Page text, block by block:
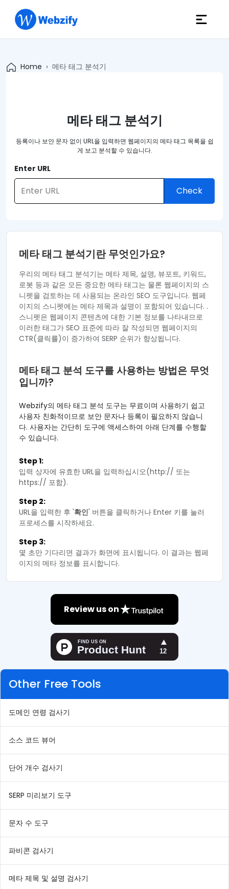
Home 메타 태그 분석기
메타 태그 분석기
등록이나 보안 문자 없이 URL을 입력하면 웹페이지의 메타 태그 목록을 쉽
게 보고 분석할 수 있습니다.
Enter URL
Check
메타 태그 분석기란 무엇인가요?
우리의 메타 태그 분석기는 메타 제목, 설명, 뷰포트, 키워드,
로봇 등과 같은 모든 중요한 메타 태그는 물론 웹페이지의 스
니펫을 검토하는 데 사용되는 온라인 SEO 도구입니다. 웹페
이지의 스니펫에는 메타 제목과 설명이 포함되어 있습니다. .
스니펫은 웹페이지 콘텐츠에 대한 기본 정보를 나타내므로
이러한 태그가 SEO 표준에 따라 잘 작성되면 웹페이지의
CTR(클릭률)이 증가하여 SERP 순위가 향상됩니다.
메타 태그 분석 도구를 사용하는 방법은 무엇
입니까?
Webzify의 메타 태그 분석 도구는 무료이며 사용하기 쉽고
사용자 친화적이므로 보안 문자나 등록이 필요하지 않습니
다. 사용자는 간단히 도구에 액세스하여 아래 단계를 수행할
수 있습니다.
Step 1:
입력 상자에 유효한 URL을 입력하십시오(http:// 또는
https:// 포함).
Step 2:
URL을 입력한 후 '확인' 버튼을 클릭하거나 Enter 키를 눌러
프로세스를 시작하세요.
Step 3:
몇 초만 기다리면 결과가 화면에 표시됩니다. 이 결과는 웹페
이지의 메타 정보를 표시합니다.
Review us on
Other Free Tools
도메인 연령 검사기
소스 코드 뷰어
단어 개수 검사기
SERP 미리보기 도구
문자 수 도구
파비콘 검사기
메타 제목 및 설명 검사기